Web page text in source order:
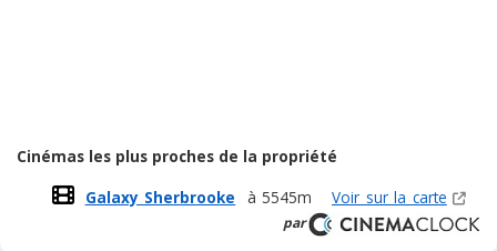
Cinémas les plus proches de la propriété
Galaxy Sherbrooke
à 5545m Voir sur la carte
par